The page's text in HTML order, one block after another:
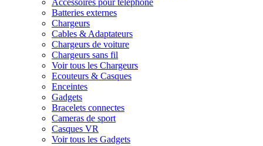
Accessoires pour telephone
Batteries externes
Chargeurs
Cables & Adaptateurs
Chargeurs de voiture
Chargeurs sans fil
Voir tous les Chargeurs
Ecouteurs & Casques
Enceintes
Gadgets
Bracelets connectes
Cameras de sport
Casques VR
Voir tous les Gadgets